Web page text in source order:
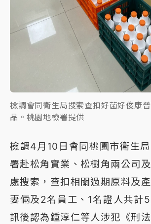
檢調會同衛生局搜索查扣好菌好俊康
品。桃園地檢署提供
檢調4月10日會同桃園市衛生
署赴松角實業、松樹角兩公司
處搜索，查扣相關過期原料及
妻倆及2名員工、1名證人共計
訊後認為鍾淳仁等人涉犯《刑